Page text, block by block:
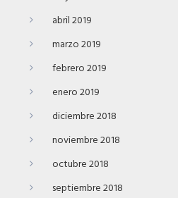
abril 2019
marzo 2019
febrero 2019
enero 2019
diciembre 2018
noviembre 2018
octubre 2018
septiembre 2018